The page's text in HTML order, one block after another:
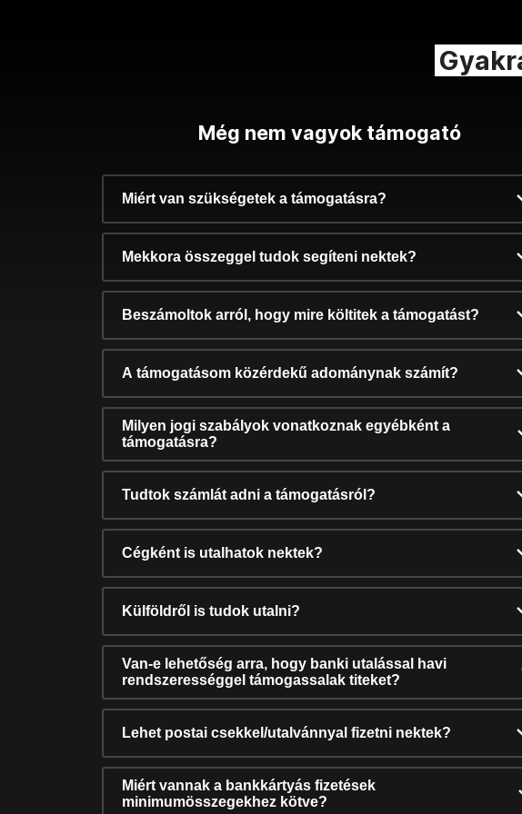
Még nem vagyok támogató
Miért van szükségetek a támogatásra?
Mekkora összeggel tudok segíteni nektek?
Beszámoltok arról, hogy mire költitek a támogatást?
A támogatásom közérdekű adománynak számít?
Milyen jogi szabályok vonatkoznak egyébként a
támogatásra?
Tudtok számlát adni a támogatásról?
Cégként is utalhatok nektek?
Külföldről is tudok utalni?
Van-e lehetőség arra, hogy banki utalással havi
rendszerességgel támogassalak titeket?
Lehet postai csekkel/utalvánnyal fizetni nektek?
Miért vannak a bankkártyás fizetések
minimumösszegekhez kötve?